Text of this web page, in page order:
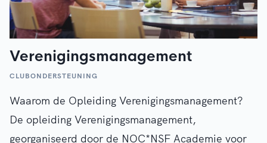
Verenigingsmanagement
CLUBONDERSTEUNING
Waarom de Opleiding Verenigingsmanagement?
De opleiding Verenigingsmanagement,
georganiseerd door de NOC*NSF Academie voor